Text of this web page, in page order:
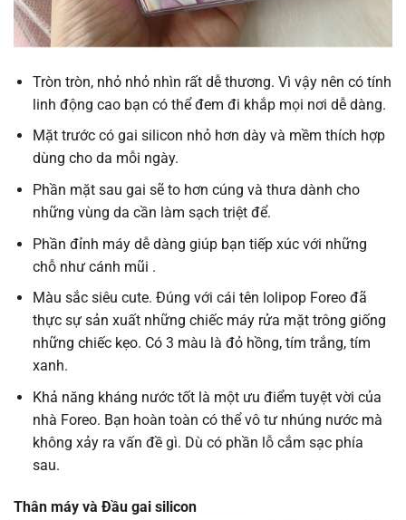
Tròn tròn, nhỏ nhỏ nhìn rất dễ thương. Vì vậy nên có tính
linh động cao bạn có thể đem đi khắp mọi nơi dễ dàng.
Mặt trước có gai silicon nhỏ hơn dày và mềm thích hợp
dùng cho da mỗi ngày.
Phần mặt sau gai sẽ to hơn cúng và thưa dành cho
những vùng da cần làm sạch triệt để.
Phần đỉnh máy dễ dàng giúp bạn tiếp xúc với những
chỗ như cánh mũi .
Màu sắc siêu cute. Đúng với cái tên lolipop Foreo đã
thực sự sản xuất những chiếc máy rửa mặt trông giống
những chiếc kẹo. Có 3 màu là đỏ hồng, tím trắng, tím
xanh.
Khả năng kháng nước tốt là một ưu điểm tuyệt vời của
nhà Foreo. Bạn hoàn toàn có thể vô tư nhúng nước mà
không xảy ra vấn đề gì. Dù có phần lỗ cắm sạc phía
sau.
Thân máy và Đầu gai silicon